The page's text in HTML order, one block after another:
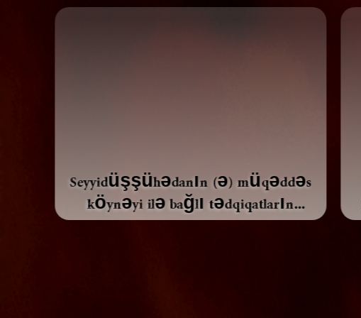
Seyyidüşşühədanın (ə) müqəddəs
köynəyi ilə bağlı tədqiqatların
zəruriyyəti.